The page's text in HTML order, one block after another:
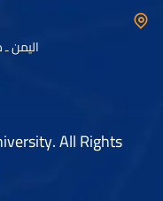
اليمن
All Rights